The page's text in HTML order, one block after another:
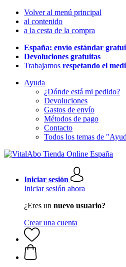
Volver al menú principal
al contenido
a la cesta de la compra
España: envío estándar
Devoluciones gratuitas
Trabajamos respetando el
Ayuda
¿Dónde está mi pedido?
Devoluciones
Gastos de envío
Métodos de pago
Contacto
Todos los temas de
Iniciar sesión
Iniciar sesión ahora
¿Eres un nuevo usuario?
Crear una cuenta